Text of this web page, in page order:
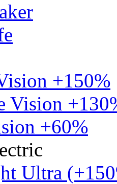
+150%
Vision
+60%
Ultra